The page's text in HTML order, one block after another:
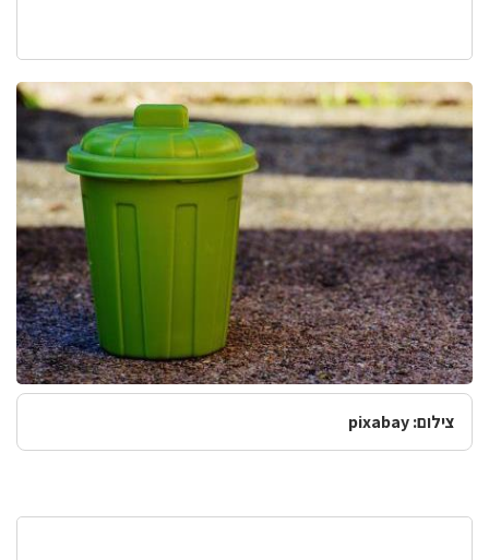
צילום: pixabay